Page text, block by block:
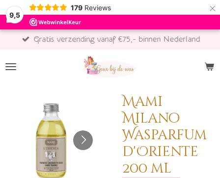
9,5
179 Reviews ×
Gratis verzending vanaf €75,- binnen Nederland
Mami
Milano
Wasparfum
d'Oriente
200 ml